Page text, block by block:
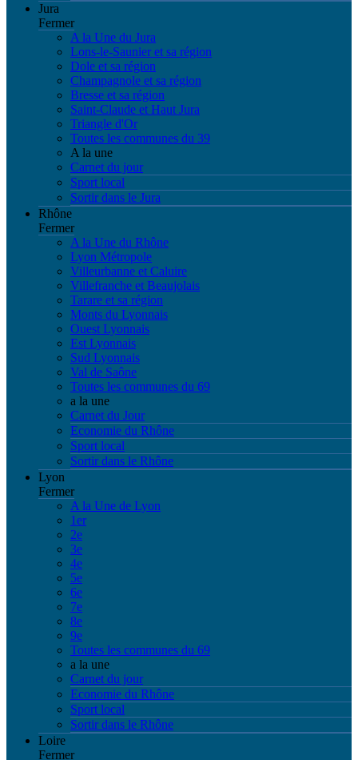
Jura
Fermer
A la Une du Jura
Lons-le-Saunier et sa région
Dole et sa région
Champagnole et sa région
Bresse et sa région
Saint-Claude et Haut Jura
Triangle d'Or
Toutes les communes du 39
A la une
Carnet du jour
Sport local
Sortir dans le Jura
Rhône
Fermer
A la Une du Rhône
Lyon Métropole
Villeurbanne et Caluire
Villefranche et Beaujolais
Tarare et sa région
Monts du Lyonnais
Ouest Lyonnais
Est Lyonnais
Sud Lyonnais
Val de Saône
Toutes les communes du 69
a la une
Carnet du Jour
Economie du Rhône
Sport local
Sortir dans le Rhône
Lyon
Fermer
A la Une de Lyon
1er
2e
3e
4e
5e
6e
7e
8e
9e
Toutes les communes du 69
a la une
Carnet du jour
Economie du Rhône
Sport local
Sortir dans le Rhône
Loire
Fermer